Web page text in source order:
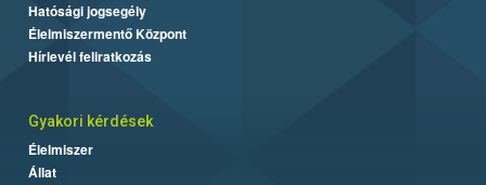
Hatósági jogsegély
Élelmiszermentő Központ
Hírlevél feliratkozás
Gyakori kérdések
Élelmiszer
Állat